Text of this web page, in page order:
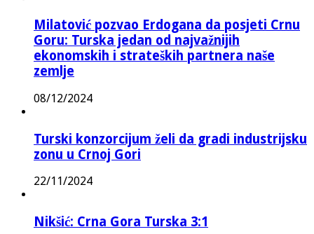
Milatović pozvao Erdogana da posjeti Crnu
Goru: Turska jedan od najvažnijih
ekonomskih i strateških partnera naše
zemlje
08/12/2024
Turski konzorcijum želi da gradi industrijsku
zonu u Crnoj Gori
22/11/2024
Nikšić: Crna Gora Turska 3:1